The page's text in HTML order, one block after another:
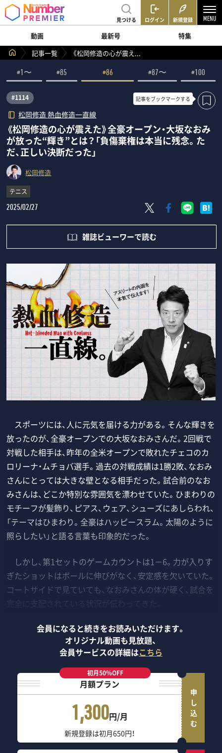
見つける ログイン 新規登録
動画 最新号
特集
記事一覧
《松岡修造の心が震え...
#1〜 #85 #86 #87〜 #100
#1114
松岡修造 熱血修造一直線
記事をブックマークする
《松岡修造の心が震えた》全豪オープン・大坂なおみ
が放った“輝き”とは？「負傷棄権は本当に残念。た
だ、正しい決断だった」
松岡修造
テニス
2025/02/27
雑誌ビューワーで読む
スポーツには、人に元気を届ける力がある。そんな輝きを
放ったのが、全豪オープンでの大坂なおみさんだ。2回戦で
対戦した相手は、昨年の全米オープンで敗れたチェコのカ
ロリーナ・ムチョバ選手。過去の対戦成績は1勝2敗、なおみ
さんにとっては大きな壁となる相手だった。試合前のなお
みさんは、どこか特別な雰囲気を漂わせていた。ひまわりの
モチーフが髪飾り、ピアス、ウェア、シューズにあしらわれ、
「テーマはひまわり。全豪はハッピースラム。太陽のように
照らしたい」と語る言葉も印象的だった。
しかし、第1セットのゲームカウントは1－6。力が入りす
ぎたショットはボールに伸びがなく、安定感を欠いていた。
コートサイドで見ていても、なおみさんの体が硬く、試合を
会員になると続きをお読みいただけます。
オリジナル動画も見放題、
会員サービスの詳細はこちら
初月50％OFF
月額プラン
1,300円/月
新規登録は初月650円！
申し込む